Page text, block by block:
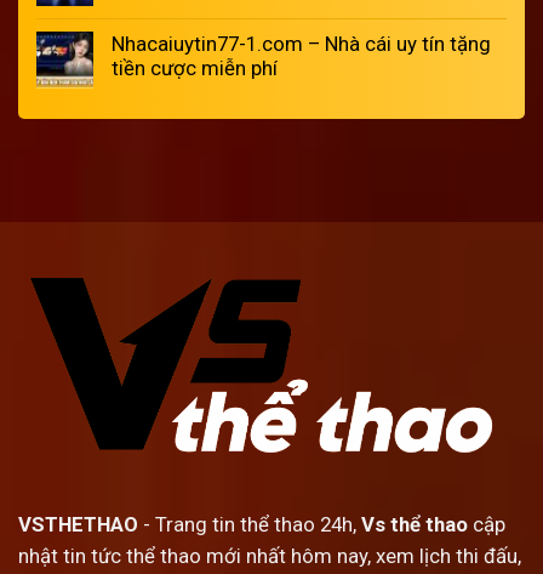
Nhacaiuytin77-1.com – Nhà cái uy tín tặng
tiền cược miễn phí
VSTHETHAO - Trang tin thể thao 24h, Vs thể thao cập
nhật tin tức thể thao mới nhất hôm nay, xem lịch thi đấu,